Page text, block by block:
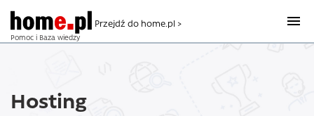
Pomoc i Baza wiedzy
Przejdź do home.pl >
Hosting